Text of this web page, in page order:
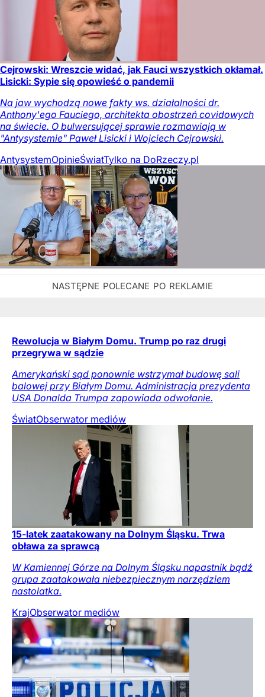
Cejrowski: Wreszcie widać, jak Fauci wszystkich okłamał.
Lisicki: Sypie się opowieść o pandemii
Na jaw wychodzą nowe fakty ws. działalności dr.
Anthony'ego Fauciego, architekta obostrzeń covidowych
na świecie. O bulwersującej sprawie rozmawiają w
"Antysystemie" Paweł Lisicki i Wojciech Cejrowski.
AntysystemOpinieŚwiatTylko na DoRzeczy.pl
Rewolucja w Białym Domu. Trump po raz drugi
przegrywa w sądzie
Amerykański sąd ponownie wstrzymał budowę sali
balowej przy Białym Domu. Administracja prezydenta
USA Donalda Trumpa zapowiada odwołanie.
ŚwiatObserwator mediów
15-latek zaatakowany na Dolnym Śląsku. Trwa
obława za sprawcą
W Kamiennej Górze na Dolnym Śląsku napastnik bądź
grupa zaatakowała niebezpiecznym narzędziem
nastolatka.
KrajObserwator mediów